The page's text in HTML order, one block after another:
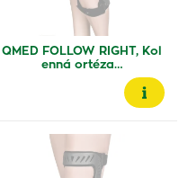
QMED FOLLOW RIGHT, Kol
enná ortéza…